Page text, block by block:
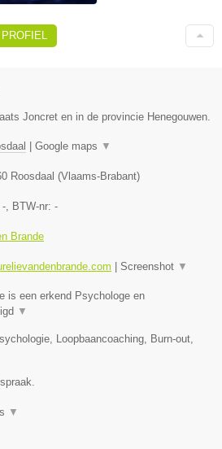
Joncret en in de provincie Henegouwen.
Google maps ▼
Roosdaal (Vlaams-Brabant)
- , BTW-nr: -
Brande
Screenshot ▼
is een erkend Psychologe en
▼
Loopbaancoaching, Burn-out,
▼